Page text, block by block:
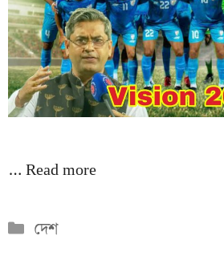
…Read more
Categories
দেশ